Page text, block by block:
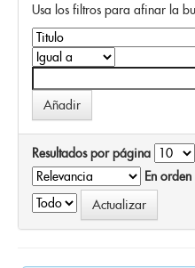
Usa los filtros para afinar la
Resultados por página
En orden